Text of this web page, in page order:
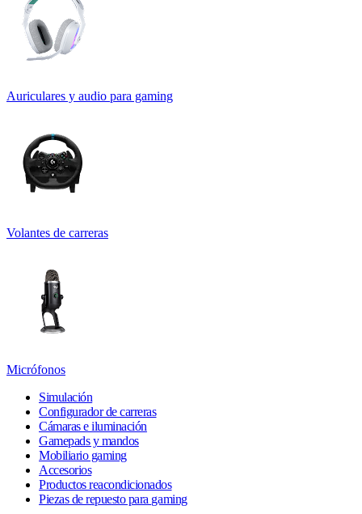
Auriculares y audio para gaming
Volantes de carreras
Micrófonos
Simulación
Configurador de carreras
Cámaras e iluminación
Gamepads y mandos
Mobiliario gaming
Accesorios
Productos reacondicionados
Piezas de repuesto para gaming